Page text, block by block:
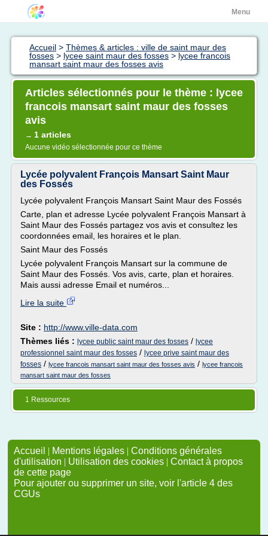
Menu
Accueil > Thèmes & articles : ville de saint maur des
fosses > lycee saint maur des fosses > lycee francois
mansart saint maur des fosses avis
Articles sélectionnés pour le thème : lycee
francois mansart saint maur des fosses
avis
→ 1 articles
Aucune vidéo sélectionnée pour ce thème
Lycée polyvalent François Mansart Saint Maur
des Fossés
Lycée polyvalent François Mansart Saint Maur des Fossés
Carte, plan et adresse Lycée polyvalent François Mansart à
Saint Maur des Fossés partagez vos avis et consultez les
coordonnées email, les horaires et le plan.
Saint Maur des Fossés
Lycée polyvalent François Mansart sur la commune de
Saint Maur des Fossés. Vos avis, carte, plan et horaires.
Mais aussi adresse Email et numéros...
Lire la suite
Site : http://www.ville-data.com
Thèmes liés : lycee public saint maur des fosses / lycee
professionnel saint maur des fosses / lycee prive saint maur des
fosses / lycee francois mansart saint maur des fosses avis / lycee francois
mansart saint maur des fosses
1 Ressources
Accueil | Mentions légales | Conditions générales
d'utilisation | Utilisation des cookies | Contact à propos
de cette page
Pour ajouter ou supprimer un site, voir l'article 4 des
CGUs